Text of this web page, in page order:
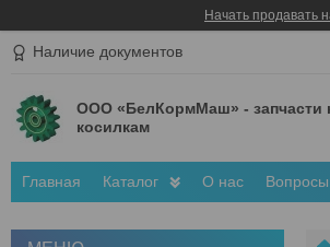
Начать продавать
Наличие документов
ООО «БелКормМаш» - запчасти
косилкам
Главная Каталог О нас Вопросы